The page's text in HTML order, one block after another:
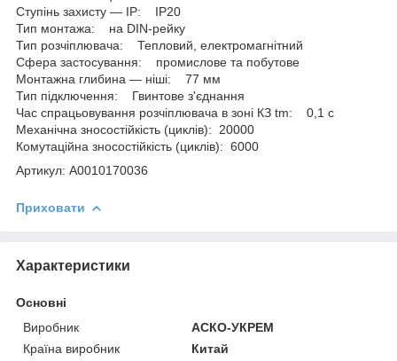
Ступінь захисту — IP: IP20
Тип монтажа: на DIN-рейку
Тип розчіплювача: Тепловий, електромагнітний
Сфера застосування: промислове та побутове
Монтажна глибина — ніші: 77 мм
Тип підключення: Гвинтове з'єднання
Час спрацьовування розчіплювача в зоні КЗ tm: 0,1 с
Механічна зносостійкість (циклів): 20000
Комутаційна зносостійкість (циклів): 6000
Артикул: A0010170036
Приховати
Характеристики
Основні
Виробник
АСКО-УКРЕМ
Країна виробник
Китай